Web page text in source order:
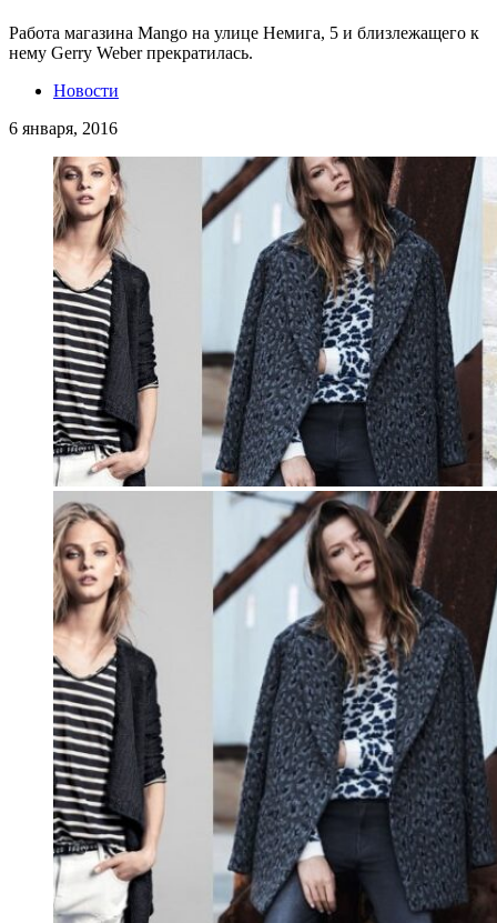
Работа магазина Mango на улице Немига, 5 и близлежащего к
нему Gerry Weber прекратилась.
Новости
6 января, 2016